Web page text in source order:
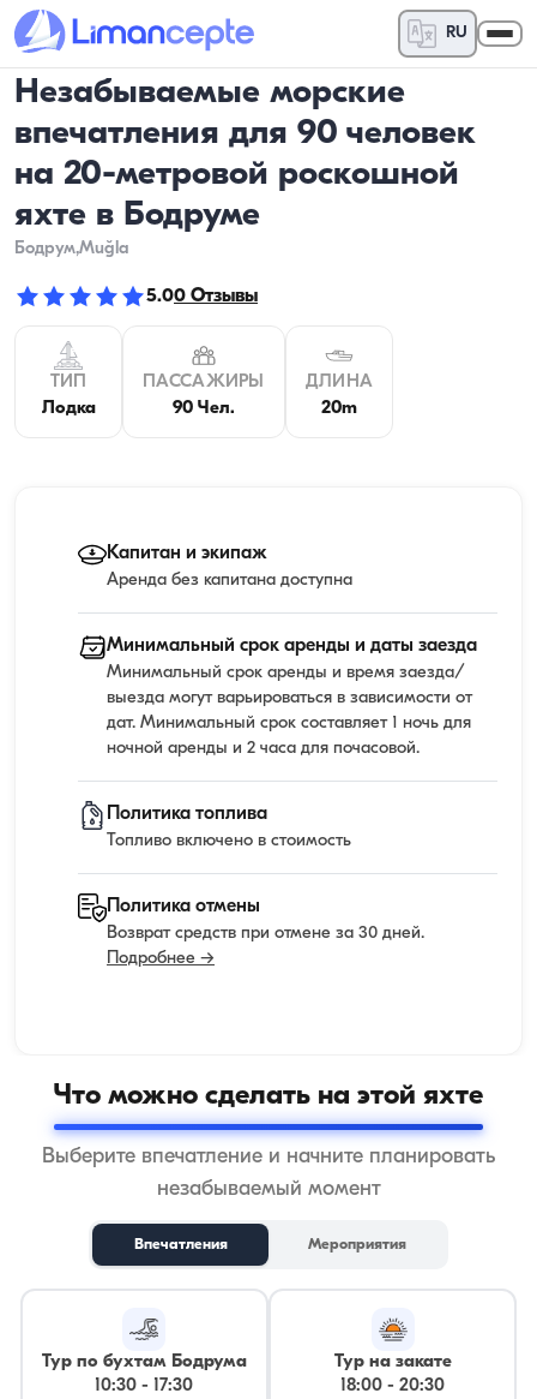
RU
Незабываемые морские
впечатления для 90 человек
на 20-метровой роскошной
яхте в Бодруме
Бодрум,Muğla
5.00 Отзывы
ТИП
Лодка
ПАССАЖИРЫ
90 Чел.
ДЛИНА
20m
Капитан и экипаж
Аренда без капитана доступна
Минимальный срок аренды и даты заезда
Минимальный срок аренды и время заезда/
выезда могут варьироваться в зависимости от
дат. Минимальный срок составляет 1 ночь для
ночной аренды и 2 часа для почасовой.
Политика топлива
Топливо включено в стоимость
Политика отмены
Возврат средств при отмене за 30 дней.
Подробнее →
Что можно сделать на этой яхте
Выберите впечатление и начните планировать
незабываемый момент
Впечатления Мероприятия
Тур по бухтам Бодрума
10:30 -
17:30
Тур на закате
18:00 -20:30